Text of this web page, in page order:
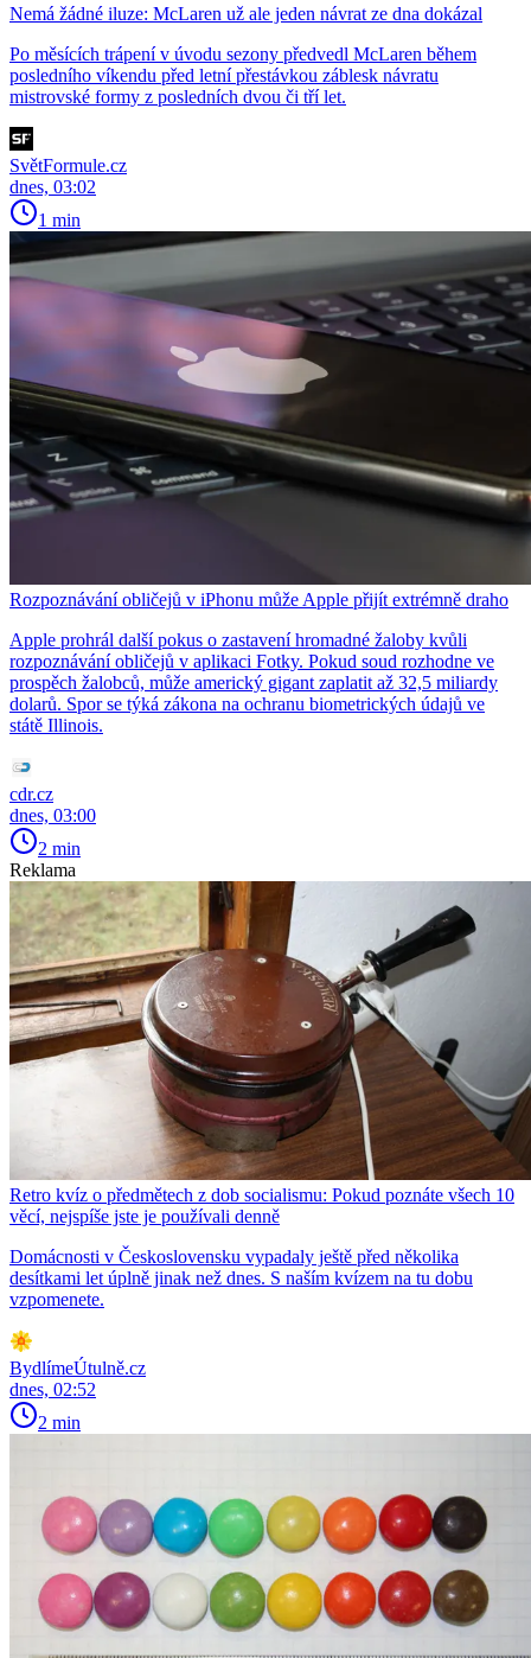
Nemá žádné iluze: McLaren už ale jeden návrat ze dna dokázal
Po měsících trápení v úvodu sezony předvedl McLaren během
posledního víkendu před letní přestávkou záblesk návratu
mistrovské formy z posledních dvou či tří let.
SvětFormule.cz
dnes, 03:02
1 min
Rozpoznávání obličejů v iPhonu může Apple přijít extrémně draho
Apple prohrál další pokus o zastavení hromadné žaloby kvůli
rozpoznávání obličejů v aplikaci Fotky. Pokud soud rozhodne ve
prospěch žalobců, může americký gigant zaplatit až 32,5 miliardy
dolarů. Spor se týká zákona na ochranu biometrických údajů ve
státě Illinois.
cdr.cz
dnes, 03:00
2 min
Reklama
Retro kvíz o předmětech z dob socialismu: Pokud poznáte všech 10
věcí, nejspíše jste je používali denně
Domácnosti v Československu vypadaly ještě před několika
desítkami let úplně jinak než dnes. S naším kvízem na tu dobu
vzpomenete.
BydlímeÚtulně.cz
dnes, 02:52
2 min